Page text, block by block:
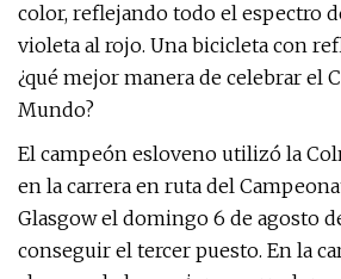
color, reflejando todo el espectro
violeta al rojo. Una bicicleta con
¿qué mejor manera de celebrar el
Mundo?
El campeón esloveno utilizó la
en la carrera en ruta del
Glasgow el domingo 6 de agosto
conseguir el tercer puesto. En la